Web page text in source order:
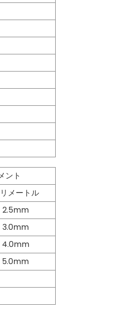
ント
メートル
2.5mm
3.0mm
4.0mm
5.0mm